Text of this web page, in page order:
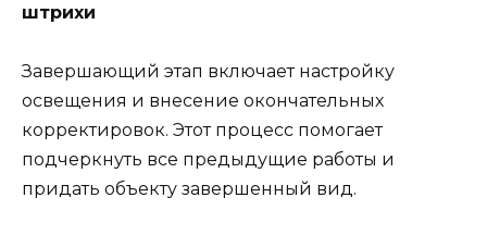
штрихи
Завершающий этап включает настройку
освещения и внесение окончательных
корректировок. Этот процесс помогает
подчеркнуть все предыдущие работы и
придать объекту завершенный вид.